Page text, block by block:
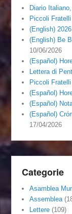
Diario
Piccoli
(English)
(English) Be
10/06/2026
(Español)
Lettera di
Piccoli
(Español)
(Español)
(Español)
17/04/2026
Categorie
Asamblea
Assemblea
Lettere (109)